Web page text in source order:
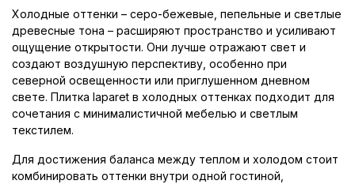
Холодные оттенки – серо-бежевые, пепельные и светлые
древесные тона – расширяют пространство и усиливают
ощущение открытости. Они лучше отражают свет и
создают воздушную перспективу, особенно при
северной освещенности или приглушенном дневном
свете. Плитка laparet в холодных оттенках подходит для
сочетания с минималистичной мебелью и светлым
текстилем.
Для достижения баланса между теплом и холодом стоит
комбинировать оттенки внутри одной гостиной,